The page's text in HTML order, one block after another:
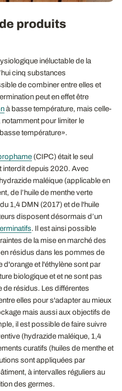
produits
inéluctable de la
cinq substances
de combiner entre elles et
peut en effet être
à basse température, mais celle-
pour limiter le
température».
(CIPC) était le seul
interdit depuis 2020. Avec
maléique (applicable en
de l’huile de menthe verte
1,4 DMN (2017) et de l'huile
disposent désormais d’un
. Il est ainsi possible
de la mise en marché des
résidus dans les pommes de
d'orange et l'éthylène sont par
biologique et et ne sont pas
de résidus. Les différentes
elles pour s'adapter au mieux
mais aussi aux objectifs de
il est possible de faire suivre
(hydrazide maléique, 1,4
curatifs (huiles de menthe et
sont appliquées par
à intervalles réguliers au
des germes.